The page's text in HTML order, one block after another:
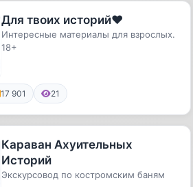
Для твоих историй❤️
Интересные материалы для взрослых.
18+
17 901 21
Караван Ахуительных
Историй
Экскурсовод по костромским баням